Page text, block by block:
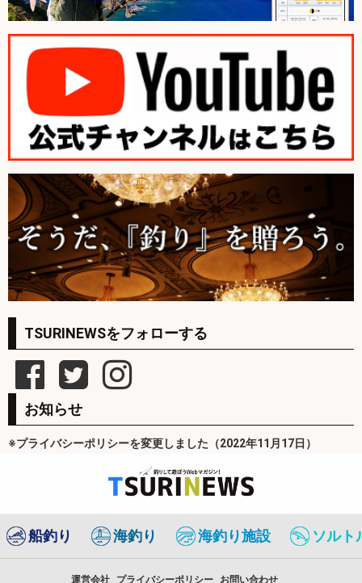
TSURINEWSをフォローする
お知らせ
※プライバシーポリシーを変更しました（2022年11月17日）
船釣り 海釣り 海釣り施設 ソルト
運営会社 プライバシーポリシー お問い合わせ